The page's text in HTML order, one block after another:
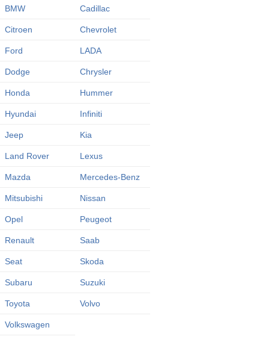
BMW Cadillac
Citroen Chevrolet
Ford LADA
Dodge Chrysler
Honda Hummer
Hyundai Infiniti
Jeep Kia
Land Rover Lexus
Mazda Mercedes-Benz
Mitsubishi Nissan
Opel Peugeot
Renault Saab
Seat Skoda
Subaru Suzuki
Toyota Volvo
Volkswagen